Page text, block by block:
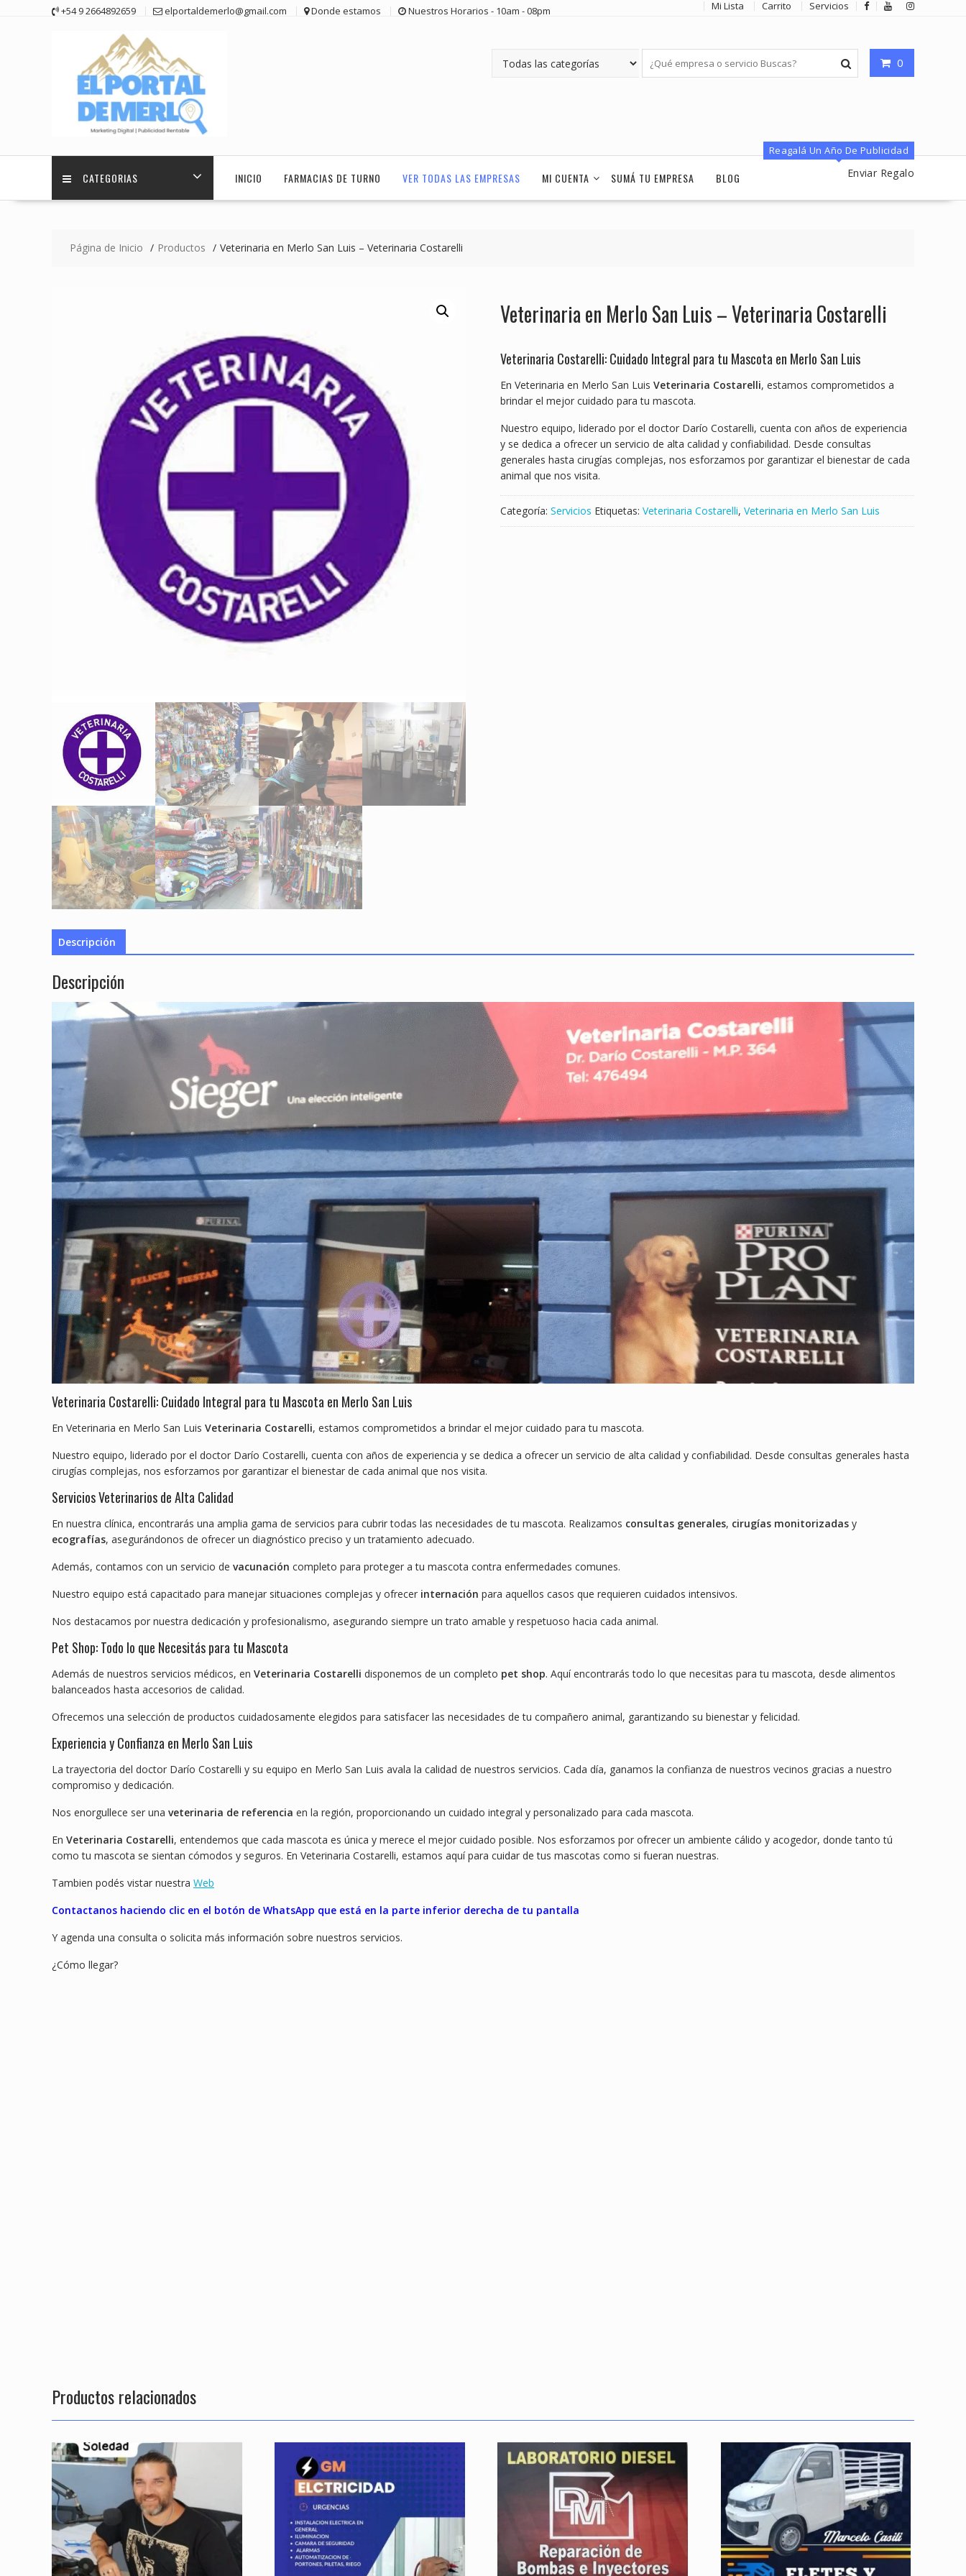
+54 9 2664892659 elportaldemerlo@gmail.com Donde estamos Nuestros Horarios - 10am - 08pm Mi Lista Carrito Servicios
0
CATEGORIAS INICIO FARMACIAS DE TURNO VER TODAS LAS EMPRESAS MI CUENTA SUMÁ TU EMPRESA BLOG
Reagalá Un Año De Publicidad
Enviar Regalo
Página de Inicio Productos Veterinaria en Merlo San Luis – Veterinaria Costarelli
Veterinaria en Merlo San Luis – Veterinaria Costarelli
Veterinaria Costarelli: Cuidado Integral para tu Mascota en Merlo San Luis
En Veterinaria en Merlo San Luis Veterinaria Costarelli, estamos comprometidos a
brindar el mejor cuidado para tu mascota.
Nuestro equipo, liderado por el doctor Darío Costarelli, cuenta con años de experiencia
y se dedica a ofrecer un servicio de alta calidad y confiabilidad. Desde consultas
generales hasta cirugías complejas, nos esforzamos por garantizar el bienestar de cada
animal que nos visita.
Categoría: Servicios Etiquetas: Veterinaria Costarelli, Veterinaria en Merlo San Luis
Descripción
Descripción
Veterinaria Costarelli: Cuidado Integral para tu Mascota en Merlo San Luis
En Veterinaria en Merlo San Luis Veterinaria Costarelli, estamos comprometidos a brindar el mejor cuidado para tu mascota.
Nuestro equipo, liderado por el doctor Darío Costarelli, cuenta con años de experiencia y se dedica a ofrecer un servicio de alta calidad y confiabilidad. Desde consultas generales hasta
cirugías complejas, nos esforzamos por garantizar el bienestar de cada animal que nos visita.
Servicios Veterinarios de Alta Calidad
En nuestra clínica, encontrarás una amplia gama de servicios para cubrir todas las necesidades de tu mascota. Realizamos consultas generales, cirugías monitorizadas y
ecografías, asegurándonos de ofrecer un diagnóstico preciso y un tratamiento adecuado.
Además, contamos con un servicio de vacunación completo para proteger a tu mascota contra enfermedades comunes.
Nuestro equipo está capacitado para manejar situaciones complejas y ofrecer internación para aquellos casos que requieren cuidados intensivos.
Nos destacamos por nuestra dedicación y profesionalismo, asegurando siempre un trato amable y respetuoso hacia cada animal.
Pet Shop: Todo lo que Necesitás para tu Mascota
Además de nuestros servicios médicos, en Veterinaria Costarelli disponemos de un completo pet shop. Aquí encontrarás todo lo que necesitas para tu mascota, desde alimentos
balanceados hasta accesorios de calidad.
Ofrecemos una selección de productos cuidadosamente elegidos para satisfacer las necesidades de tu compañero animal, garantizando su bienestar y felicidad.
Experiencia y Confianza en Merlo San Luis
La trayectoria del doctor Darío Costarelli y su equipo en Merlo San Luis avala la calidad de nuestros servicios. Cada día, ganamos la confianza de nuestros vecinos gracias a nuestro
compromiso y dedicación.
Nos enorgullece ser una veterinaria de referencia en la región, proporcionando un cuidado integral y personalizado para cada mascota.
En Veterinaria Costarelli, entendemos que cada mascota es única y merece el mejor cuidado posible. Nos esforzamos por ofrecer un ambiente cálido y acogedor, donde tanto tú
como tu mascota se sientan cómodos y seguros. En Veterinaria Costarelli, estamos aquí para cuidar de tus mascotas como si fueran nuestras.
Tambien podés vistar nuestra Web
Contactanos haciendo clic en el botón de WhatsApp que está en la parte inferior derecha de tu pantalla
Y agenda una consulta o solicita más información sobre nuestros servicios.
¿Cómo llegar?
Productos relacionados